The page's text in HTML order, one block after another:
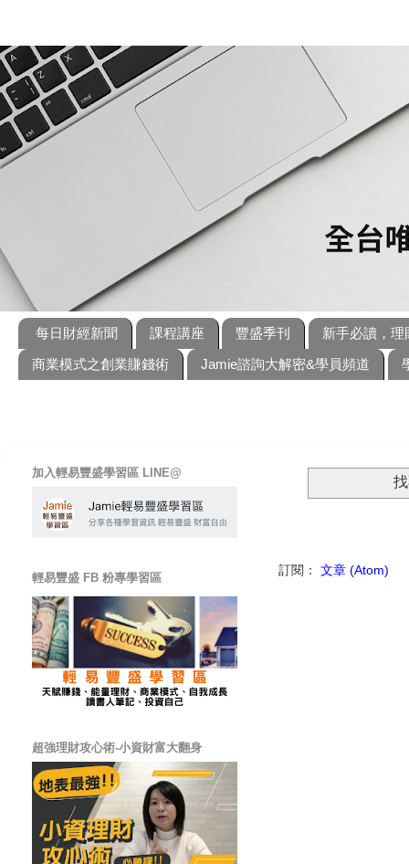
每日財經新聞 課程講座 豐盛季刊
新手必讀，理
商業模式之創業賺錢術
Jamie諮詢大解密&學員頻道
訂閱： 文章 (Atom)
加入輕易豐盛學習區 LINE@
輕易豐盛 FB 粉專學習區
超強理財攻心術-小資財富大翻身